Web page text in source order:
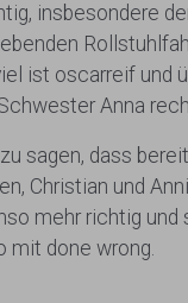
insbesondere
ist oscarreif und
Anna
sagen, dass
Christian und
mehr richtig
mit done wrong.